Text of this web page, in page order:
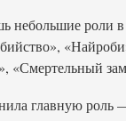
небольшие роли
«Смертельный
главную